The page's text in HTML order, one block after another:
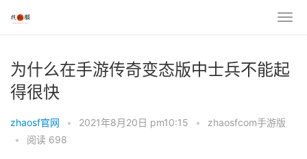
为什么在手游传奇变态版中士兵不能起
得很快
zhaosf官网 • 2021年8月20日 pm10:15 •
zhaosfcom手游版
•
阅读 698